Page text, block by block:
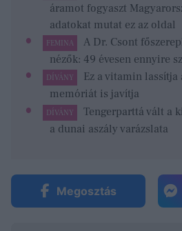
áramot fogyaszt
adatokat mutat ez az oldal
FEMINA
A Dr. Csont
nézők: 49 évesen ennyire
DÍVÁNY
Ez a vitamin lassítja
memóriát is javítja
DÍVÁNY
Tengerparttá vált a
a dunai aszály varázslata
Megosztás